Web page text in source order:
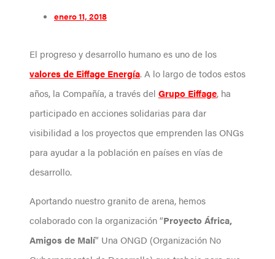
enero 11, 2018
El progreso y desarrollo humano es uno de los
valores de Eiffage Energía. A lo largo de todos estos
años, la Compañía, a través del Grupo Eiffage, ha
participado en acciones solidarias para dar
visibilidad a los proyectos que emprenden las ONGs
para ayudar a la población en países en vías de
desarrollo.
Aportando nuestro granito de arena, hemos
colaborado con la organización “Proyecto África,
Amigos de Malí” Una ONGD (Organización No